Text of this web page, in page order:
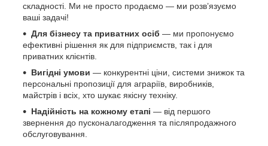
складності. Ми не просто продаємо — ми розв’язуємо
ваші задачі!
Для бізнесу та приватних осіб — ми пропонуємо
ефективні рішення як для підприємств, так і для
приватних клієнтів.
Вигідні умови — конкурентні ціни, системи знижок та
персональні пропозиції для аграріїв, виробників,
майстрів і всіх, хто шукає якісну техніку.
Надійність на кожному етапі — від першого
звернення до пусконалагодження та післяпродажного
обслуговування.